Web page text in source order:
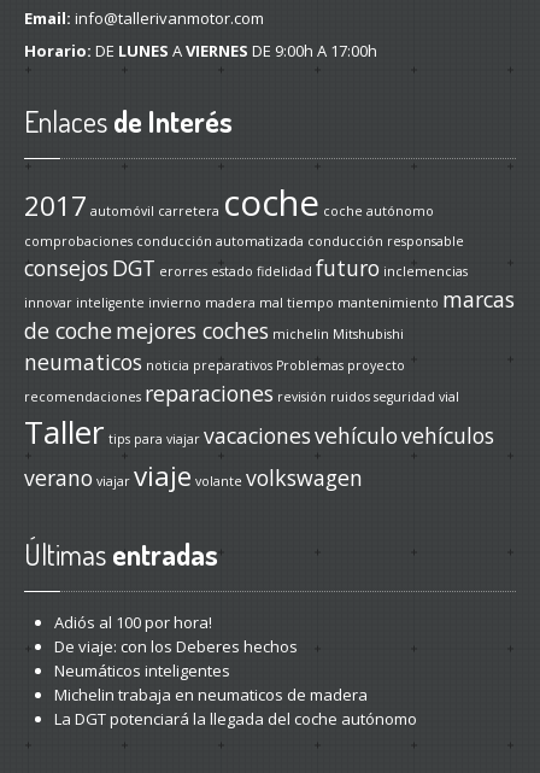
Email: info@tallerivanmotor.com
Horario: DE LUNES AVIERNES DE 9:00h A 17:00h
Enlacesde Interés
2017 automóvil carretera coche coche autónomo
comprobaciones conducción automatizada conducción responsable
consejos DGT erorres estado fidelidad futuro inclemencias
innovar inteligente invierno madera mal tiempo mantenimiento marcas
de cochemejores coches michelin Mitshubishi
neumaticos noticia preparativos Problemas proyecto
recomendaciones reparaciones revisión ruidos seguridad vial
Taller tips para viajar vacacionesvehículovehículos
verano viajar viaje volante volkswagen
Últimasentradas
Adiós al 100 por hora!
De viaje: con los Deberes hechos
Neumáticos inteligentes
Michelin trabaja en neumaticos de madera
La DGT potenciará la llegada del coche autónomo